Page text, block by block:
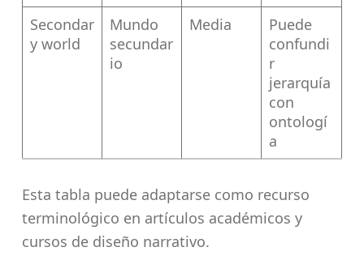
Secondar
y world
Mundo
secundar
io
Media
Puede
confundi
r
jerarquía
con
ontologí
a
Esta tabla puede adaptarse como recurso
terminológico en artículos académicos y
cursos de diseño narrativo.